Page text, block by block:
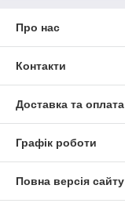
Про нас
Контакти
Доставка та оплата
Графік роботи
Повна версія сайту